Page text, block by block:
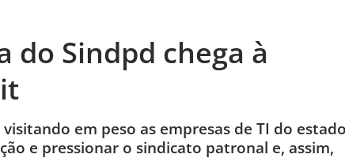
do Sindpd chega à
em peso as empresas de TI do
e pressionar o sindicato patronal e, assim,